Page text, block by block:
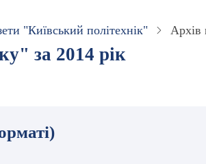
"Київський політехнік" Архів
за 2014 рік